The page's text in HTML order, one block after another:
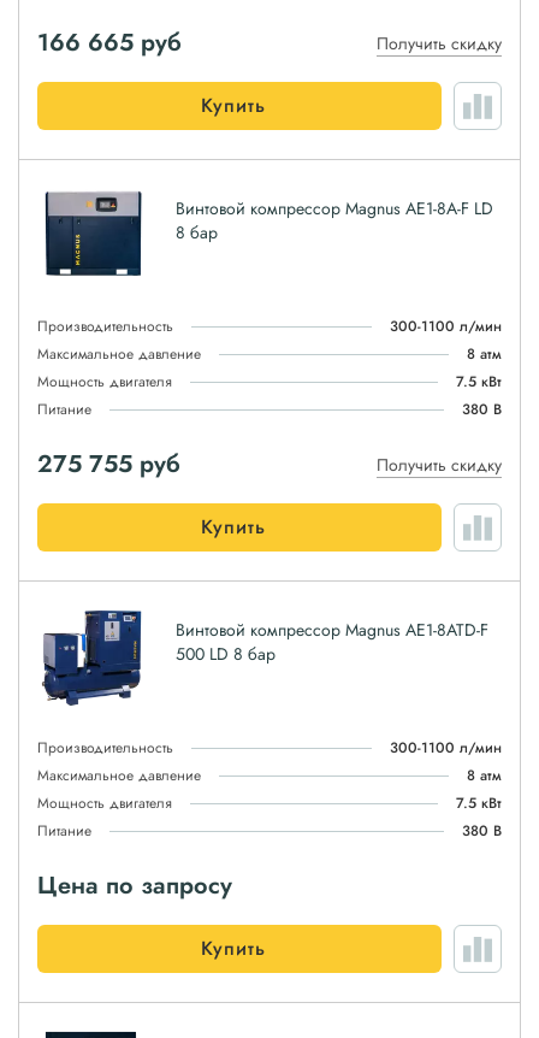
166 665 руб Получить скидку
Купить
Винтовой компрессор Magnus АЕ1-8A-F LD
8 бар
Производительность
300-1100 л/мин
Максимальное давление
8 атм
Мощность двигателя
7.5 кВт
Питание
380 В
275 755 руб Получить скидку
Купить
Винтовой компрессор Magnus АЕ1-8ATD-F
500 LD 8 бар
Производительность
300-1100 л/мин
Максимальное давление
8 атм
Мощность двигателя
7.5 кВт
Питание
380 В
Цена по запросу
Купить